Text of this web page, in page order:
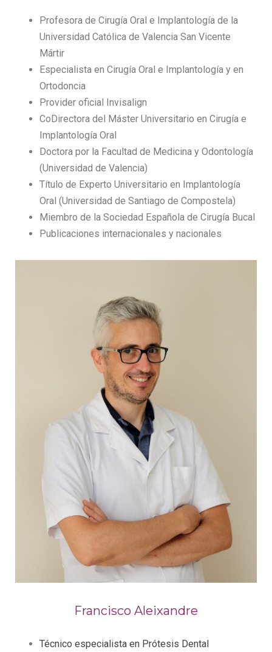
Profesora de Cirugía Oral e Implantología de la
Universidad Católica de Valencia San Vicente
Mártir
Especialista en Cirugía Oral e Implantología y en
Ortodoncia
Provider oficial Invisalign
CoDirectora del Máster Universitario en Cirugía e
Implantología Oral
Doctora por la Facultad de Medicina y Odontología
(Universidad de Valencia)
Título de Experto Universitario en Implantología
Oral (Universidad de Santiago de Compostela)
Miembro de la Sociedad Española de Cirugía Bucal
Publicaciones internacionales y nacionales
Francisco Aleixandre
Técnico especialista en Prótesis Dental